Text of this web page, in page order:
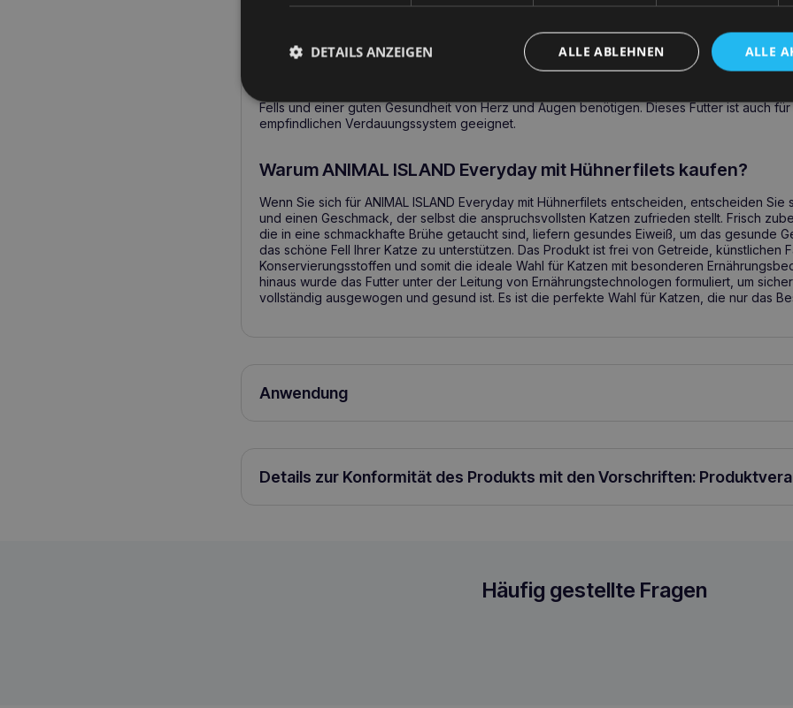
Ab wann sollten Sie es verwenden?
Sie sollten ANIMAL ISLAND Everyday mit Hühnerfilets verwenden, wenn Ihre Katze ein
das nicht nur schmackhaft, sondern auch gesund und ausgewogen ist. Es ist eine ideale
Fells und einer guten Gesundheit von Herz und Augen benötigen. Dieses Futter ist auch
empfindlichen Verdauungssystem geeignet.
Warum ANIMAL ISLAND Everyday mit Hühnerfilets kaufen?
Wenn Sie sich für ANIMAL ISLAND Everyday mit Hühnerfilets entscheiden, entscheiden Sie
und einen Geschmack, der selbst die anspruchsvollsten Katzen zufrieden stellt. Frisch
die in eine schmackhafte Brühe getaucht sind, liefern gesundes Eiweiß, um das gesunde
das schöne Fell Ihrer Katze zu unterstützen. Das Produkt ist frei von Getreide, künstlichen
Konservierungsstoffen und somit die ideale Wahl für Katzen mit besonderen
hinaus wurde das Futter unter der Leitung von Ernährungstechnologen formuliert, um
vollständig ausgewogen und gesund ist. Es ist die perfekte Wahl für Katzen, die nur das
Anwendung
Beutel.
Details zur Konformität des Produkts mit den Vorschriften:
ANIMAL ISLAND Täglich mit Hühnerfilets in Brühe 12x85gHäufig gestellte Fragen
ALLE
ALLE ABLEHNEN
DETAILS ANZEIGEN